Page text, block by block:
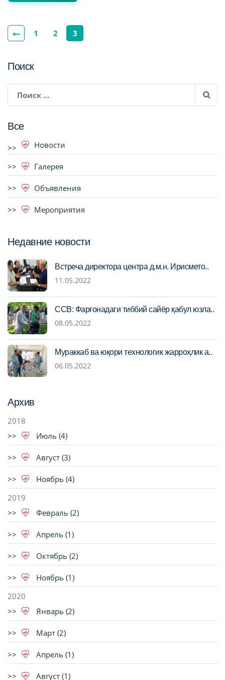
Поиск
Все
Новости
Галерея
Объявления
Мероприятия
Недавние новости
Встреча директора центра д.м.н. Ирисмето..
11.05.2022
ССВ: Фарғонадаги тиббий сайёр қабул юзла..
08.05.2022
Мураккаб ва юқори технологик жарроҳлик а..
06.05.2022
Архив
2018
Июль (4)
Август (3)
Ноябрь (4)
2019
Февраль (2)
Апрель (1)
Октябрь (2)
Ноябрь (1)
2020
Январь (2)
Март (2)
Апрель (1)
Август (1)
1 2 3